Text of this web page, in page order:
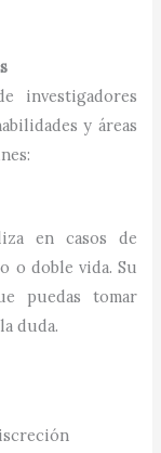
investigadores
y áreas
en casos de
o doble vida. Su
puedas tomar
duda.